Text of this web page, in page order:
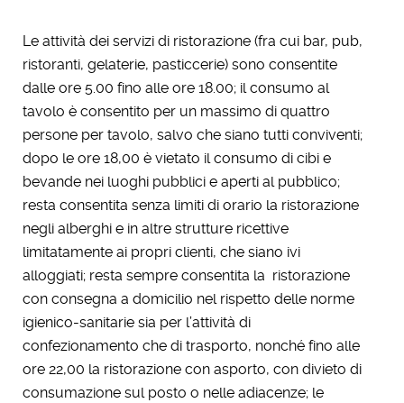
Le attività dei servizi di ristorazione (fra cui bar, pub,
ristoranti, gelaterie, pasticcerie) sono consentite
dalle ore 5.00 fino alle ore 18.00; il consumo al
tavolo è consentito per un massimo di quattro
persone per tavolo, salvo che siano tutti conviventi;
dopo le ore 18,00 è vietato il consumo di cibi e
bevande nei luoghi pubblici e aperti al pubblico;
resta consentita senza limiti di orario la ristorazione
negli alberghi e in altre strutture ricettive
limitatamente ai propri clienti, che siano ivi
alloggiati; resta sempre consentita la ristorazione
con consegna a domicilio nel rispetto delle norme
igienico-sanitarie sia per l’attività di
confezionamento che di trasporto, nonché fino alle
ore 22,00 la ristorazione con asporto, con divieto di
consumazione sul posto o nelle adiacenze; le